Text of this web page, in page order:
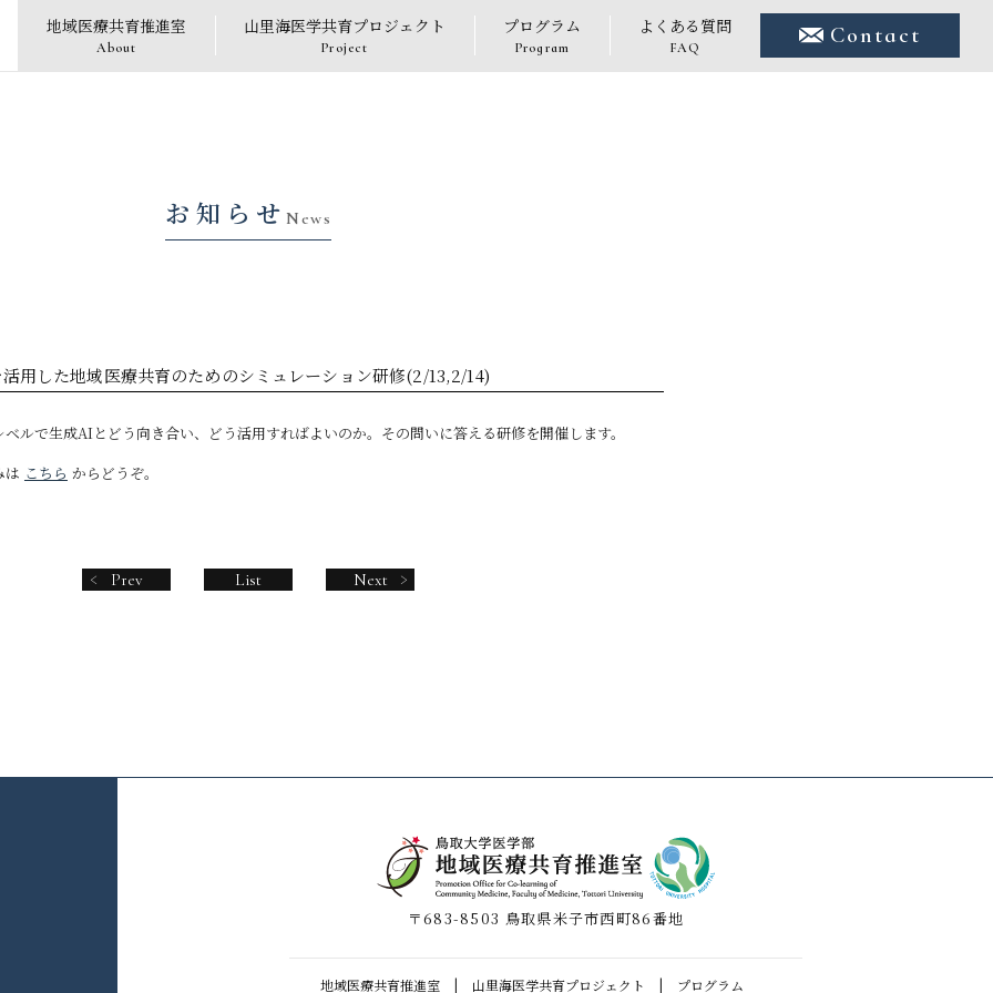
地域医療共育推進室
About
山里海医学共育プロジェクト
Project
プログラム
Program
よくある質問
FAQ Contact
お知らせ News
活用した地域医療共育のためのシミュレーション研修(2/13,2/14)
ルで生成AIとどう向き合い、どう活用すればよいのか。その問いに答える研修を開催します。
は こちら からどうぞ。
Prev List Next
〒683-8503 鳥取県米子市西町86番地
地域医療共育推進室| 山里海医学共育プロジェクト | プログラム